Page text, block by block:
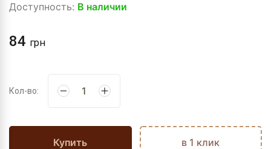
Доступность: В наличии
84 грн
Кол-во:
Купить в 1 клик